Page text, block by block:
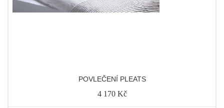
POVLEČENÍ PLEATS
4 170 Kč